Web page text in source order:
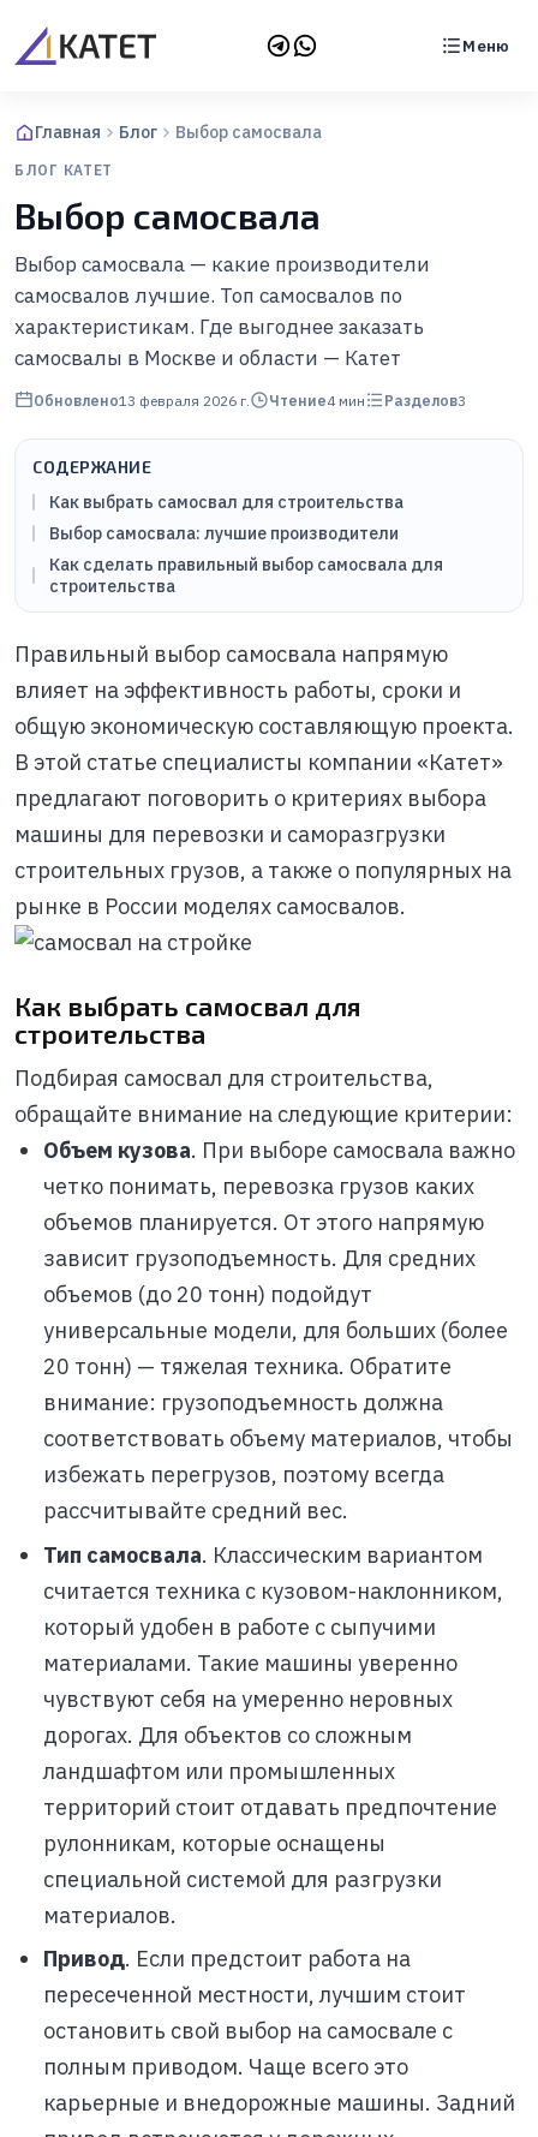
Меню
Главная Блог Выбор самосвала
БЛОГ КАТЕТ
Выбор самосвала
Выбор самосвала — какие производители
самосвалов лучшие. Топ самосвалов по
характеристикам. Где выгоднее заказать
самосвалы в Москве и области — Катет
Обновлено13 февраля 2026 г. Чтение4 мин Разделов3
СОДЕРЖАНИЕ
Как выбрать самосвал для строительства
Выбор самосвала: лучшие производители
Как сделать правильный выбор самосвала для
строительства
Правильный выбор самосвала напрямую
влияет на эффективность работы, сроки и
общую экономическую составляющую проекта.
В этой статье специалисты компании «Катет»
предлагают поговорить о критериях выбора
машины для перевозки и саморазгрузки
строительных грузов, а также о популярных на
рынке в России моделях самосвалов.
Как выбрать самосвал для
строительства
Подбирая самосвал для строительства,
обращайте внимание на следующие критерии:
Объем кузова. При выборе самосвала важно
четко понимать, перевозка грузов каких
объемов планируется. От этого напрямую
зависит грузоподъемность. Для средних
объемов (до 20 тонн) подойдут
универсальные модели, для больших (более
20 тонн) — тяжелая техника. Обратите
внимание: грузоподъемность должна
соответствовать объему материалов, чтобы
избежать перегрузов, поэтому всегда
рассчитывайте средний вес.
Тип самосвала. Классическим вариантом
считается техника с кузовом-наклонником,
который удобен в работе с сыпучими
материалами. Такие машины уверенно
чувствуют себя на умеренно неровных
дорогах. Для объектов со сложным
ландшафтом или промышленных
территорий стоит отдавать предпочтение
рулонникам, которые оснащены
специальной системой для разгрузки
материалов.
Привод. Если предстоит работа на
пересеченной местности, лучшим стоит
остановить свой выбор на самосвале с
полным приводом. Чаще всего это
карьерные и внедорожные машины. Задний